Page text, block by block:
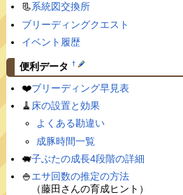
📃系統図交換所
ブリーディングクエスト
イベント履歴
便利データ †
❤️ブリーディング早見表
🧹 床の設置と効果
よくある勘違い
成豚時間一覧
🐖子ぶたの成長4段階の詳細
🍚エサ回数の推定の方法
（藤田さんの育成ヒント）